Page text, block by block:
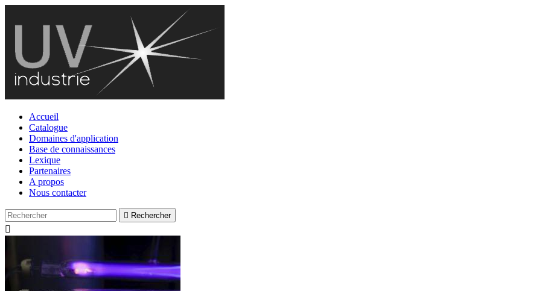
Accueil
Catalogue
Domaines d'application
Base de connaissances
Lexique
Partenaires
A propos
Nous contacter
 Rechercher
